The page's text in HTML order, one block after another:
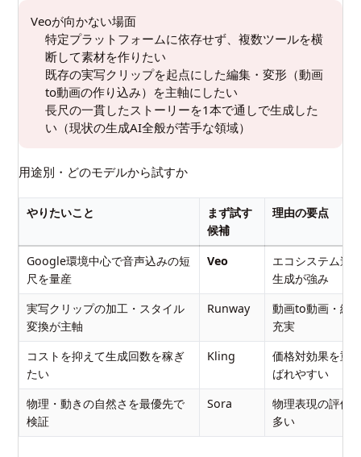
Veoが向かない場面
特定プラットフォームに依存せず、複数ツールを横
断して素材を作りたい
既存の実写クリップを起点にした編集・変形（動画
to動画の作り込み）を主軸にしたい
長尺の一貫したストーリーを1本で通しで生成した
い（現状の生成AI全般が苦手な領域）
用途別・どのモデルから試すか
やりたいこと
まず試す
候補
理由の要点
Google環境中心で音声込みの短
尺を量産
Veo
エコシステム連
生成が強み
実写クリップの加工・スタイル
変換が主軸
Runway
動画to動画・編
充実
コストを抑えて生成回数を稼ぎ
たい
Kling
価格対効果を重
ばれやすい
物理・動きの自然さを最優先で
検証
Sora
物理表現の評価
多い